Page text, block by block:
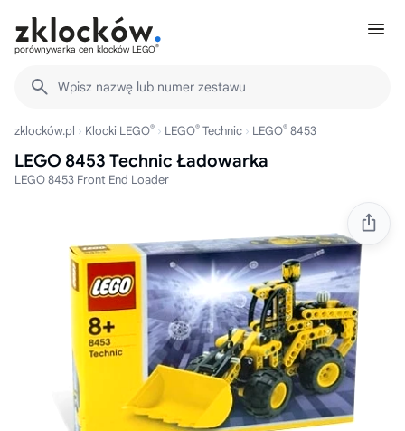
porównywarka cen klocków LEGO®
Wpisz nazwę lub numer zestawu
zklocków.pl Klocki LEGO® LEGO® Technic LEGO® 8453
LEGO 8453 Technic Ładowarka
LEGO 8453 Front End Loader